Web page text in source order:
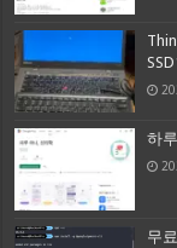
하
무